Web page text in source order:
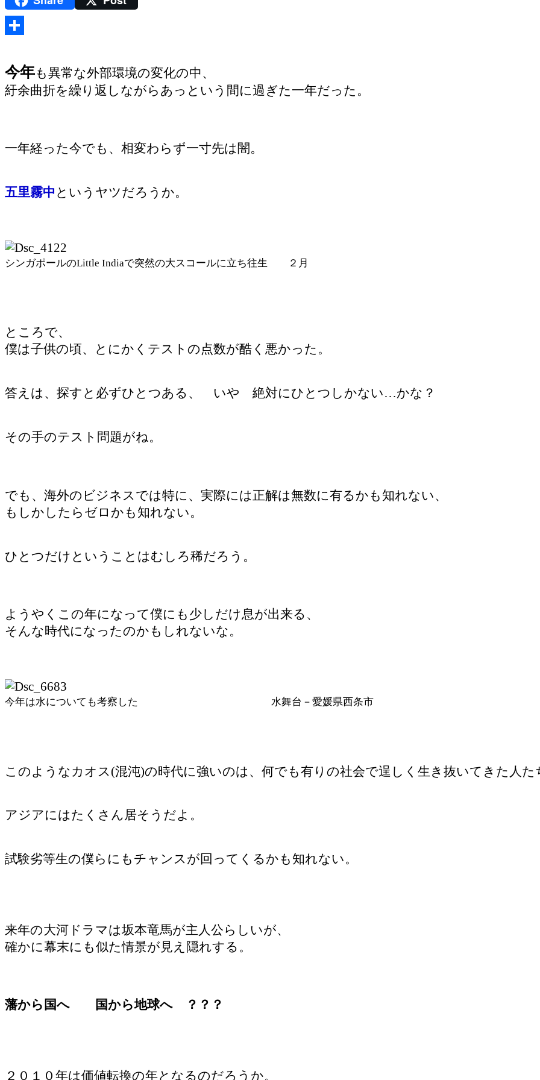
有
今年も異常な外部環境の変化の中、
紆余曲折を繰り返しながらあっという間に過ぎた一年だった。
一年経った今でも、相変わらず一寸先は闇。
五里霧中 というヤツだろうか。
シンガポールのLittle Indiaで突然の大スコールに立ち往生 ２月
ところで、
僕は子供の頃、とにかくテストの点数が酷く悪かった。
答えは、探すと必ずひとつある、 いや 絶対にひとつしかない…かな？
その手のテスト問題がね。
でも、海外のビジネスでは特に、実際には正解は無数に有るかも知れない、
もしかしたらゼロかも知れない。
ひとつだけということはむしろ稀だろう。
ようやくこの年になって僕にも少しだけ息が出来る、
そんな時代になったのかもしれないな。
今年は水についても考察した 水舞台－愛媛県西条市
このようなカオス(混沌)の時代に強いのは、何でも有りの社会で逞しく生き抜いてきた人た
アジアにはたくさん居そうだよ。
試験劣等生の僕らにもチャンスが回ってくるかも知れない。
来年の大河ドラマは坂本竜馬が主人公らしいが、
確かに幕末にも似た情景が見え隠れする。
藩から国へ 国から地球へ ？？？
２０１０年は価値転換の年となるのだろうか。